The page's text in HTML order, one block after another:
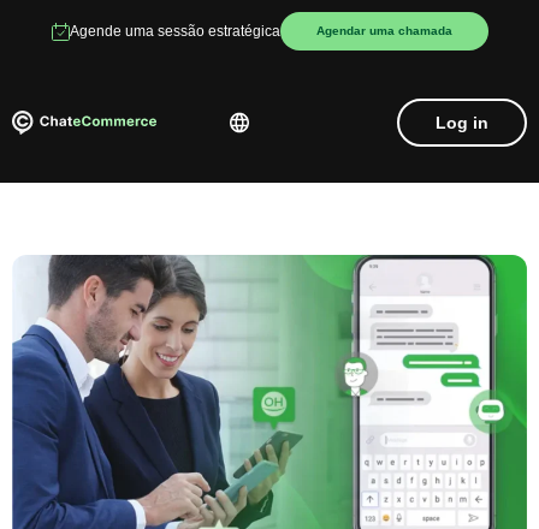
Agende uma sessão estratégica Agendar uma chamada
Log in